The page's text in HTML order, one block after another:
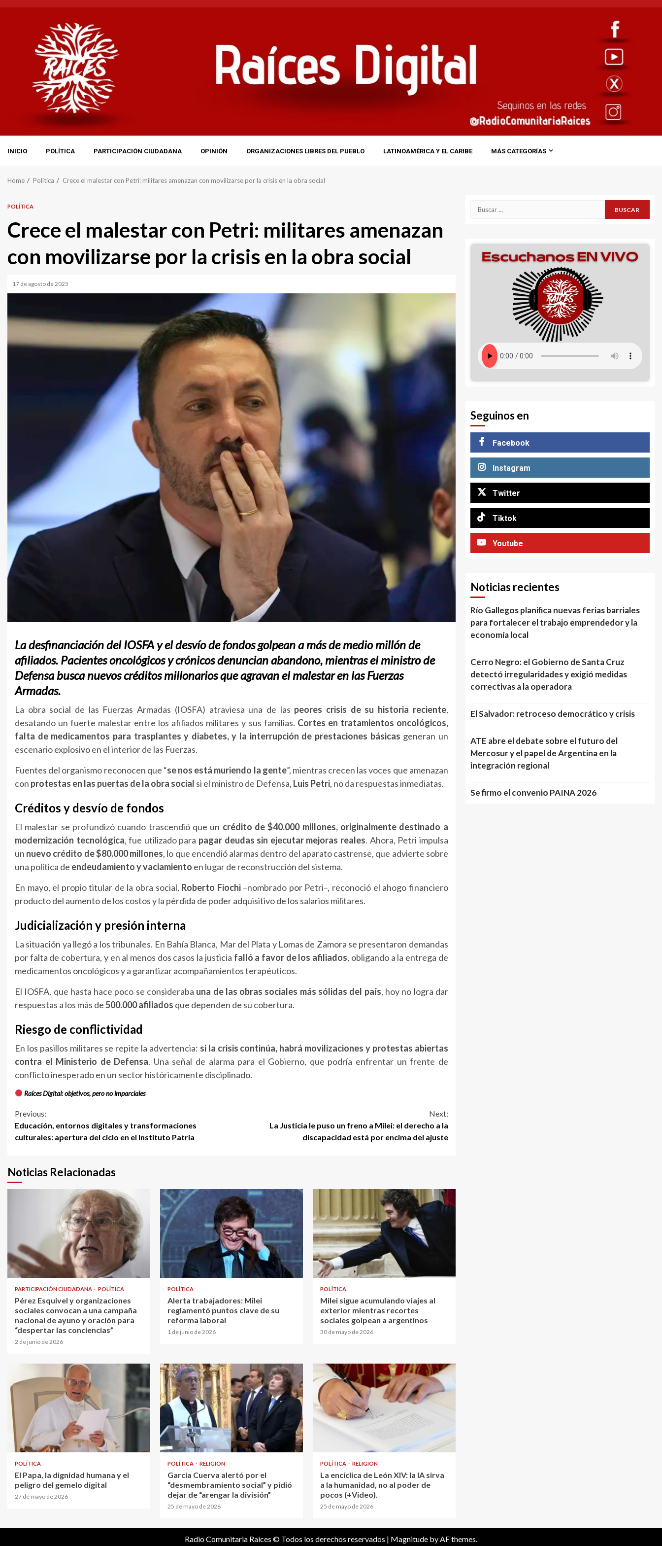
INICIO POLÍTICA PARTICIPACIÓN CIUDADANA OPINIÓN ORGANIZACIONES LIBRES DEL PUEBLO LATINOAMÉRICA Y EL CARIBE MÁS CATEGORÍAS
Home Política Crece el malestar con Petri: militares amenazan con movilizarse por la crisis en la obra social
POLÍTICA
Crece el malestar con Petri: militares amenazan
con movilizarse por la crisis en la obra social
17 de agosto de 2025
La desfinanciación del IOSFA y el desvío de fondos golpean a más de medio millón de
afiliados. Pacientes oncológicos y crónicos denuncian abandono, mientras el ministro de
Defensa busca nuevos créditos millonarios que agravan el malestar en las Fuerzas
Armadas.
La obra social de las Fuerzas Armadas (IOSFA) atraviesa una de las peores crisis de su historia reciente,
desatando un fuerte malestar entre los afiliados militares y sus familias. Cortes en tratamientos oncológicos,
falta de medicamentos para trasplantes y diabetes, y la interrupción de prestaciones básicas generan un
escenario explosivo en el interior de las Fuerzas.
Fuentes del organismo reconocen que “se nos está muriendo la gente”, mientras crecen las voces que amenazan
con protestas en las puertas de la obra social si el ministro de Defensa, Luis Petri, no da respuestas inmediatas.
Créditos y desvío de fondos
El malestar se profundizó cuando trascendió que un crédito de $40.000 millones, originalmente destinado a
modernización tecnológica, fue utilizado para pagar deudas sin ejecutar mejoras reales. Ahora, Petri impulsa
un nuevo crédito de $80.000 millones, lo que encendió alarmas dentro del aparato castrense, que advierte sobre
una política de endeudamiento y vaciamiento en lugar de reconstrucción del sistema.
En mayo, el propio titular de la obra social, Roberto Fiochi–nombrado por Petri–, reconoció el ahogo financiero
producto del aumento de los costos y la pérdida de poder adquisitivo de los salarios militares.
Judicialización y presión interna
La situación ya llegó a los tribunales. En Bahía Blanca, Mar del Plata y Lomas de Zamora se presentaron demandas
por falta de cobertura, y en al menos dos casos la justicia falló a favor de los afiliados, obligando a la entrega de
medicamentos oncológicos y a garantizar acompañamientos terapéuticos.
El IOSFA, que hasta hace poco se consideraba una de las obras sociales más sólidas del país, hoy no logra dar
respuestas a los más de500.000 afiliados que dependen de su cobertura.
Riesgo de conflictividad
En los pasillos militares se repite la advertencia: si la crisis continúa, habrá movilizaciones y protestas abiertas
contra el Ministerio de Defensa. Una señal de alarma para el Gobierno, que podría enfrentar un frente de
conflicto inesperado en un sector históricamente disciplinado.
Raíces Digital: objetivos, pero no imparciales
Continue
Reading
Previous:
Educación, entornos digitales y transformaciones
culturales: apertura del ciclo en el Instituto Patria
Next:
La Justicia le puso un freno a Milei: el derecho a la
discapacidad está por encima del ajuste
Noticias Relacionadas
PARTICIPACIÓN CIUDADANA POLÍTICA
Pérez Esquivel y organizaciones
sociales convocan a una campaña
nacional de ayuno y oración para
“despertar las conciencias”
2 de junio de 2026
POLÍTICA
Alerta trabajadores: Milei
reglamentó puntos clave de su
reforma laboral
1 de junio de 2026
POLÍTICA
Milei sigue acumulando viajes al
exterior mientras recortes
sociales golpean a argentinos
30 de mayo de 2026
POLÍTICA
El Papa, la dignidad humana y el
peligro del gemelo digital
27 de mayo de 2026
POLÍTICA RELIGION
Garcia Cuerva alertó por el
“desmembramiento social” y pidió
dejar de “arengar la división”
25 de mayo de 2026
POLÍTICA RELIGION
La encíclica de León XIV: la IA sirva
a la humanidad, no al poder de
pocos (+Video).
25 de mayo de 2026
Buscar:
Seguinos en
Facebook
Instagram
Twitter
Tiktok
Youtube
Noticias recientes
Río Gallegos planifica nuevas ferias barriales
para fortalecer el trabajo emprendedor y la
economía local
Cerro Negro: el Gobierno de Santa Cruz
detectó irregularidades y exigió medidas
correctivas a la operadora
El Salvador: retroceso democrático y crisis
ATE abre el debate sobre el futuro del
Mercosur y el papel de Argentina en la
integración regional
Se firmo el convenio PAINA 2026
Radio Comunitaria Raices © Todos los derechos reservados | Magnitude by AF themes.